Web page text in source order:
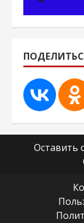
Оставить